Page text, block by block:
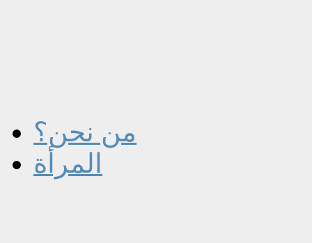
من نحن؟
المرأة